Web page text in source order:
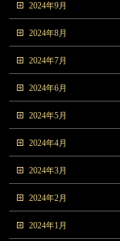
2024年9月
2024年8月
2024年7月
2024年6月
2024年5月
2024年4月
2024年3月
2024年2月
2024年1月